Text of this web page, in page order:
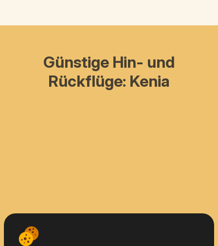
Günstige Hin- und
Rückflüge: Kenia